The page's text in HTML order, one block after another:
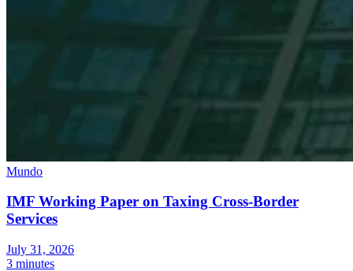
Mundo
IMF Working Paper on Taxing Cross-Border
Services
July 31, 2026
3 minutes